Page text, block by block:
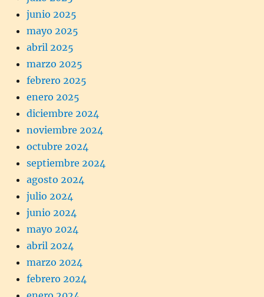
junio 2025
mayo 2025
abril 2025
marzo 2025
febrero 2025
enero 2025
diciembre 2024
noviembre 2024
octubre 2024
septiembre 2024
agosto 2024
julio 2024
junio 2024
mayo 2024
abril 2024
marzo 2024
febrero 2024